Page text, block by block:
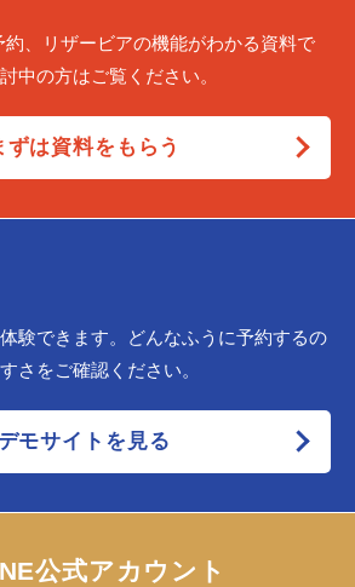
約、リザービアの機能がわかる資料で
中の方はご覧ください。
ずは資料をもらう
験できます。どんなふうに予約するの
さをご確認ください。
デモサイトを見る
公式アカウント